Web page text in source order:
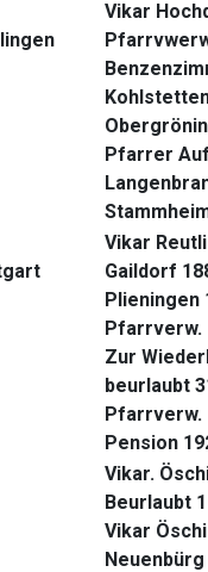
Vikar
Pfarrer
Vikar
Gaildorf
Plieningen
Pfarrverw.
Zur
beurlaubt
Pfarrverw.
Pension
Vikar.
Beurlaubt
Vikar
Neuenbürg